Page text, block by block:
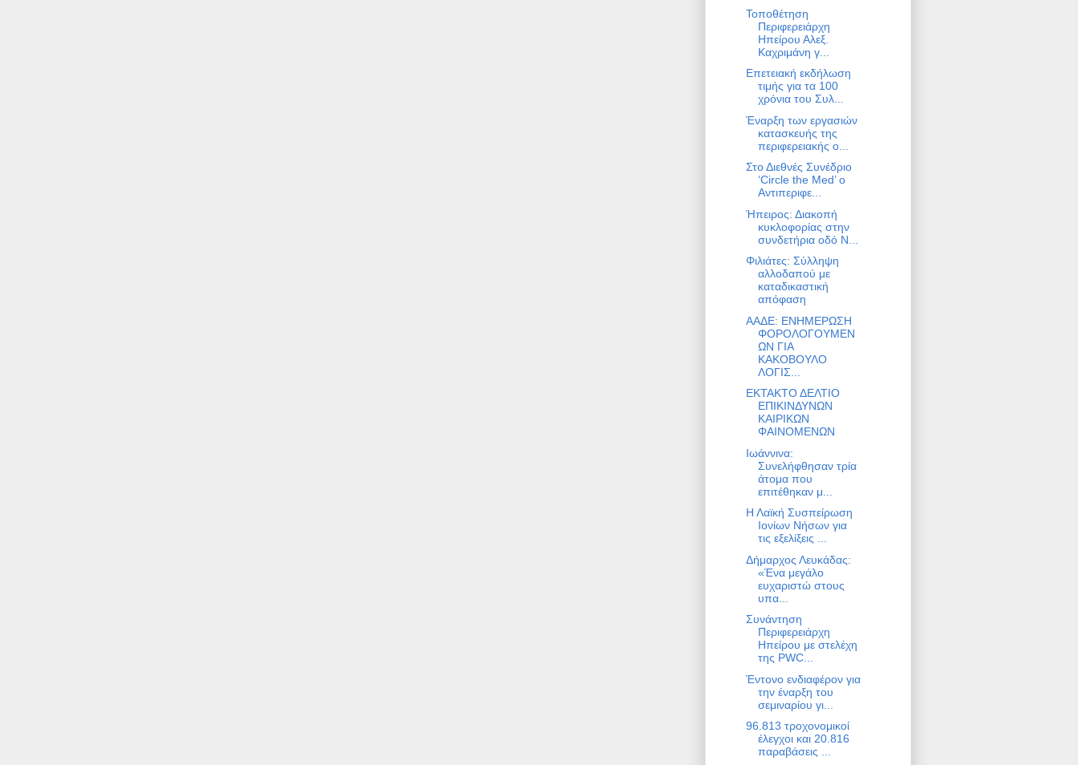
Τοποθέτηση
Περιφερειάρχη
Ηπείρου Αλεξ.
Καχριμάνη γ...
Επετειακή εκδήλωση
τιμής για τα 100
χρόνια του Συλ...
Έναρξη των εργασιών
κατασκευής της
περιφερειακής ο...
Στο Διεθνές Συνέδριο
‘Circle the Med’ ο
Αντιπεριφε...
Ήπειρος: Διακοπή
κυκλοφορίας στην
συνδετήρια οδό Ν...
Φιλιάτες: Σύλληψη
αλλοδαπού με
καταδικαστική
απόφαση
ΑΑΔΕ: ΕΝΗΜΕΡΩΣΗ
ΦΟΡΟΛΟΓΟΥΜΕΝ
ΩΝ ΓΙΑ
ΚΑΚΟΒΟΥΛΟ
ΛΟΓΙΣ...
ΕΚΤΑΚΤΟ ΔΕΛΤΙΟ
ΕΠΙΚΙΝΔΥΝΩΝ
ΚΑΙΡΙΚΩΝ
ΦΑΙΝΟΜΕΝΩΝ
Ιωάννινα:
Συνελήφθησαν τρία
άτομα που
επιτέθηκαν μ...
Η Λαϊκή Συσπείρωση
Ιονίων Νήσων για
τις εξελίξεις ...
Δήμαρχος Λευκάδας:
«Ένα μεγάλο
ευχαριστώ στους
υπα...
Συνάντηση
Περιφερειάρχη
Ηπείρου με στελέχη
της PWC...
Έντονο ενδιαφέρον για
την έναρξη του
σεμιναρίου γι...
96.813 τροχονομικοί
έλεγχοι και 20.816
παραβάσεις ...